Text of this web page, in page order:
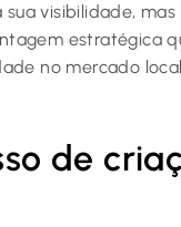
visibilidade,
estratégica
no mercado
de